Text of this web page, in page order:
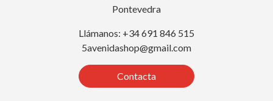
Pontevedra
Llámanos: +34 691 846 515
5avenidashop@gmail.com
Contacta